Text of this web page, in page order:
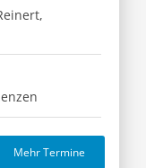
Mehr Termine